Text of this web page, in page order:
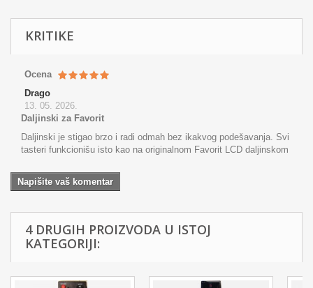
KRITIKE
Ocena
Drago
13. 05. 2026.
Daljinski za Favorit
Daljinski je stigao brzo i radi odmah bez ikakvog podešavanja. Svi
tasteri funkcionišu isto kao na originalnom Favorit LCD daljinskom
Napišite vaš komentar
4 DRUGIH PROIZVODA U ISTOJ
KATEGORIJI: